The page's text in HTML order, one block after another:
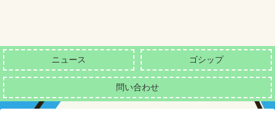
ニュース ゴシップ
問い合わせ